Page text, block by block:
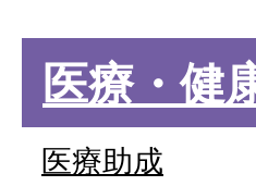
医療・健
医療助成